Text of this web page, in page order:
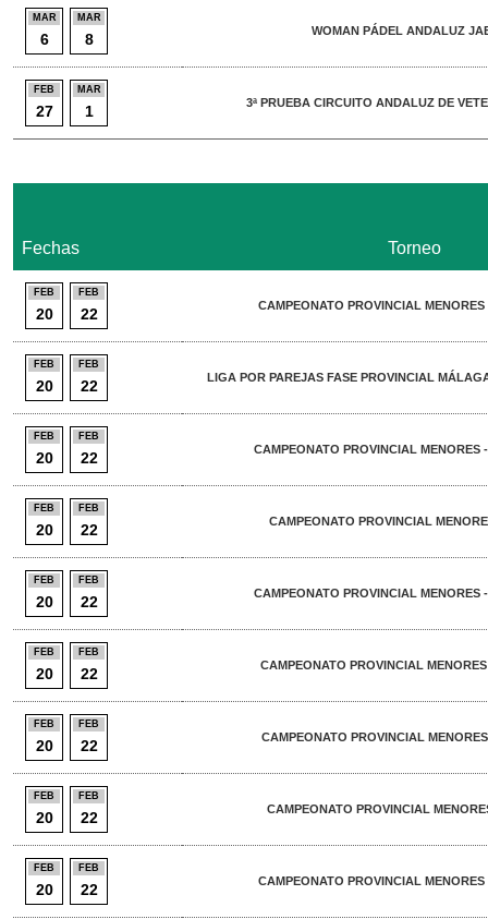
MAR
6
MAR
8 WOMAN PÁDEL ANDALUZ
FEB
27
MAR
1 3ª PRUEBA CIRCUITO ANDALUZ DE
Fechas Torneo
FEB
20
FEB
22 CAMPEONATO PROVINCIAL
FEB
20
FEB
22 LIGA POR PAREJAS FASE PROVINCIAL
FEB
20
FEB
22 CAMPEONATO PROVINCIAL MENORES
FEB
20
FEB
22 CAMPEONATO PROVINCIAL
FEB
20
FEB
22 CAMPEONATO PROVINCIAL MENORES
FEB
20
FEB
22 CAMPEONATO PROVINCIAL
FEB
20
FEB
22 CAMPEONATO PROVINCIAL
FEB
20
FEB
22 CAMPEONATO PROVINCIAL
FEB
20
FEB
22 CAMPEONATO PROVINCIAL